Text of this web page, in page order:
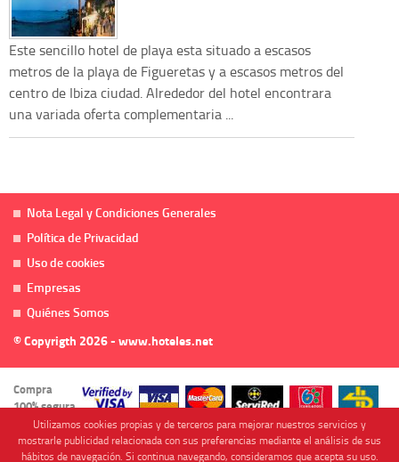
Este sencillo hotel de playa esta situado a escasos
metros de la playa de Figueretas y a escasos metros del
centro de Ibiza ciudad. Alrededor del hotel encontrara
una variada oferta complementaria ...
Nota Legal y Condiciones Generales
Política de Privacidad
Uso de cookies
Empresas
Quiénes Somos
© Copyrigth 2026 - www.hoteles.net
Compra
100% segura
Utilizamos cookies propias y de terceros para mejorar nuestros servicios y
mostrarle publicidad relacionada con sus preferencias mediante el análisis de sus
hábitos de navegación. Si continua navegando, consideramos que acepta su uso.